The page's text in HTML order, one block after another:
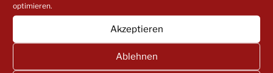
optimieren.
Akzeptieren
Ablehnen